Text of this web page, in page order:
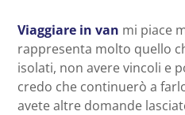
Viaggiare in van mi piace
rappresenta molto quello
isolati, non avere vincoli e
credo che continuerò a
avete altre domande